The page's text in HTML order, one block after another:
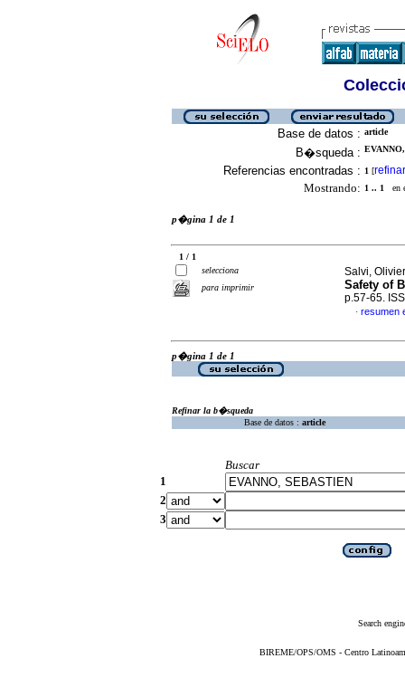
Base de datos : article
B�squeda :
Referencias encontradas : 1 [refinar
Mostrando: 1 .. 1 en
p�gina 1 de 1
1 / 1
selecciona
para imprimir
Salvi,
Safety of
p.57-65.
· resumen
p�gina 1 de 1
Refinar la b�squeda
Base de datos : article
Buscar
1
2
3
Search
BIREME/OPS/OMS - Centro